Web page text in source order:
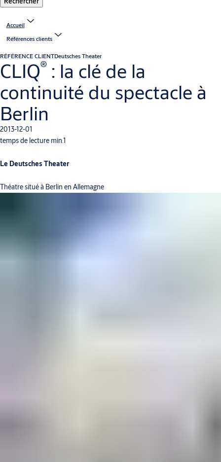
Accueil
Références clients
RÉFÉRENCE CLIENTDeutsches Theater
CLIQ® : la clé de la
continuité du spectacle à
Berlin
2013-12-01
temps de lecture min.1
Le Deutsches Theater
Théatre situé à Berlin en Allemagne